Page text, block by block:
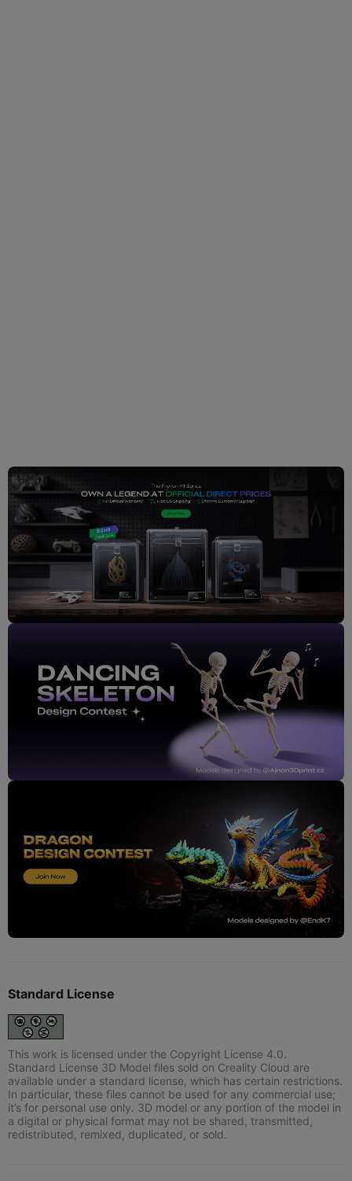
Standard License
This work is licensed under the Copyright License 4.0.
Standard License 3D Model files sold on Creality Cloud are
available under a standard license, which has certain restrictions.
In particular, these files cannot be used for any commercial use;
it’s for personal use only. 3D model or any portion of the model in
a digital or physical format may not be shared, transmitted,
redistributed, remixed, duplicated, or sold.